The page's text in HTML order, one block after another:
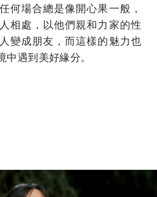
何場合總是像開心果一般，
相處，以他們親和力家的性
變成朋友，而這樣的魅力也
遇到美好緣分。